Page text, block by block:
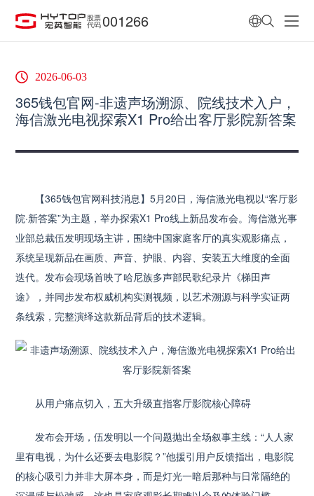
股票
代码 001266
2026-06-03
365钱包官网-非遗声场溯源、院线技术入户，
海信激光电视探索X1 Pro给出客厅影院新答案
【365钱包官网科技消息】5月20日，海信激光电视以“客厅影
院·新答案”为主题，举办探索X1 Pro线上新品发布会。海信激光事
业部总裁伍发明现场主讲，围绕中国家庭客厅的真实观影痛点，
系统呈现新品在画质、声音、护眼、内容、安装五大维度的全面
迭代。发布会现场首映了哈尼族多声部民歌纪录片《梯田声
途》，并同步发布权威机构实测视频，以艺术溯源与科学实证两
条线索，完整演绎这款新品背后的技术逻辑。
从用户痛点切入，五大升级直指客厅影院核心障碍
发布会开场，伍发明以一个问题抛出全场叙事主线：“人人家
里有电视，为什么还要去电影院？”他援引用户反馈指出，电影院
的核心吸引力并非大屏本身，而是灯光一暗后那种与日常隔绝的